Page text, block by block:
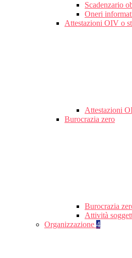
Scadenzario
Oneri
Attestazioni OIV o
Attestazioni
Burocrazia zero
Burocrazia
Attività
Organizzazione 4